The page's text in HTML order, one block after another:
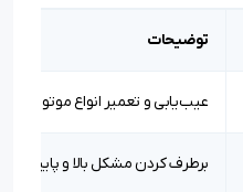
توضیحات
عیب‌یابی و تعمیر انواع موتورهای
برطرف کردن مشکل بالا و پایین